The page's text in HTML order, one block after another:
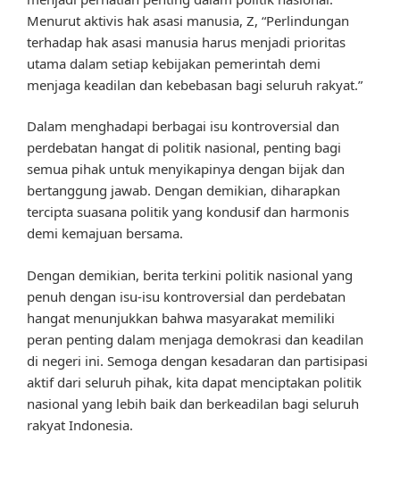
Menurut aktivis hak asasi manusia, Z, “Perlindungan
terhadap hak asasi manusia harus menjadi prioritas
utama dalam setiap kebijakan pemerintah demi
menjaga keadilan dan kebebasan bagi seluruh rakyat.”
Dalam menghadapi berbagai isu kontroversial dan
perdebatan hangat di politik nasional, penting bagi
semua pihak untuk menyikapinya dengan bijak dan
bertanggung jawab. Dengan demikian, diharapkan
tercipta suasana politik yang kondusif dan harmonis
demi kemajuan bersama.
Dengan demikian, berita terkini politik nasional yang
penuh dengan isu-isu kontroversial dan perdebatan
hangat menunjukkan bahwa masyarakat memiliki
peran penting dalam menjaga demokrasi dan keadilan
di negeri ini. Semoga dengan kesadaran dan partisipasi
aktif dari seluruh pihak, kita dapat menciptakan politik
nasional yang lebih baik dan berkeadilan bagi seluruh
rakyat Indonesia.